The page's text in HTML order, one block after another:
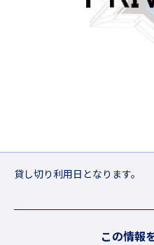
貸し切り利用日となります。
この情報